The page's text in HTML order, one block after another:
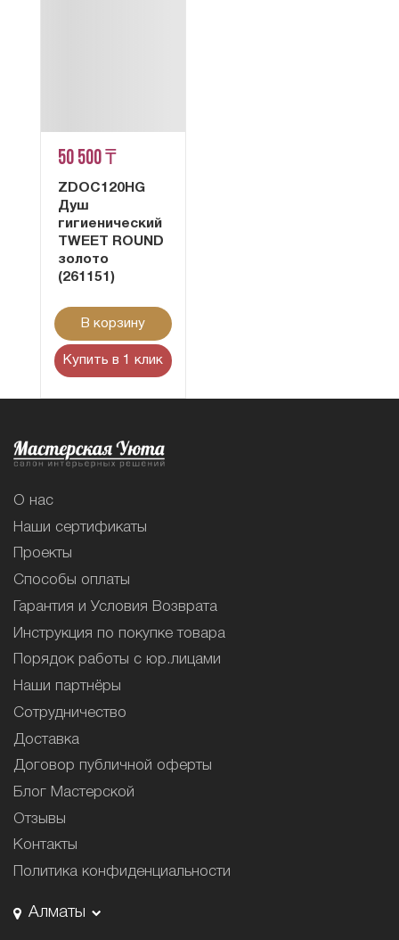
50 500 ₸
ZDOC120HG
Душ
гигиенический
TWEET ROUND
золото
(261151)
В корзину
Купить в 1 клик
О нас
Наши сертификаты
Проекты
Способы оплаты
Гарантия и Условия Возврата
Инструкция по покупке товара
Порядок работы с юр.лицами
Наши партнёры
Сотрудничество
Доставка
Договор публичной оферты
Блог Мастерской
Отзывы
Контакты
Политика конфиденциальности
Алматы